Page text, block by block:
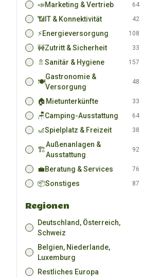
📣Marketing & Vertrieb 64
📶 IT & Konnektivität 42
⚡Energieversorgung 108
🚧Zutritt & Sicherheit 33
🚿Sanitär & Hygiene 157
🍽️
Gastronomie &
Versorgung
48
🏠 Mietunterkünfte 33
🪑Camping-Ausstattung 64
🎢Spielplatz & Freizeit 38
🏗️
Außenanlagen &
Ausstattung
92
💼Beratung & Services 76
📦Sonstiges 87
Regionen
Deutschland, Österreich,
Schweiz
Belgien, Niederlande,
Luxemburg
Restliches Europa